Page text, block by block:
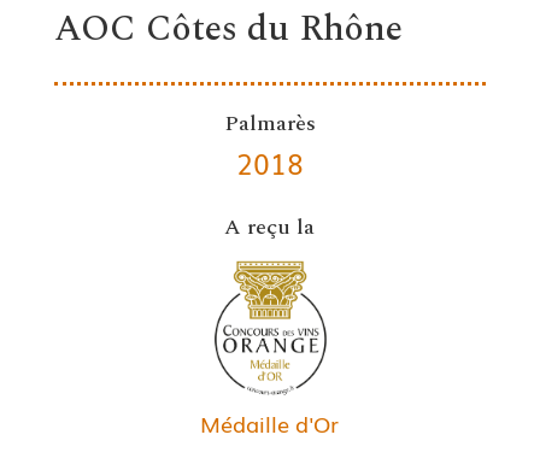
AOC Côtes du Rhône
Palmarès
2018
A reçu la
Médaille d'Or